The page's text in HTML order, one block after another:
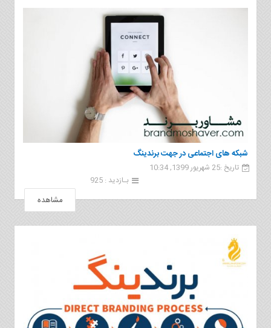
شبکه های اجتماعی در جهت برندینگ
تاریخ :25 شهریور 1399, 10:34
بـازدید : 925
مشاهده